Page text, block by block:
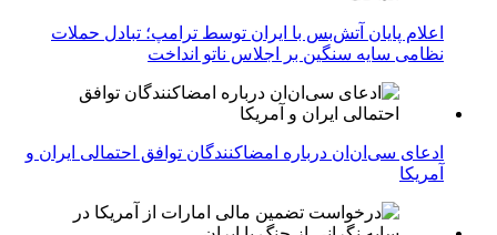
اعلام پایان آتش‌بس با ایران توسط ترامپ؛ تبادل حملات
نظامی سایه سنگین بر اجلاس ناتو انداخت
ادعای سی‌ان‌ان درباره امضاکنندگان توافق احتمالی ایران و
آمریکا